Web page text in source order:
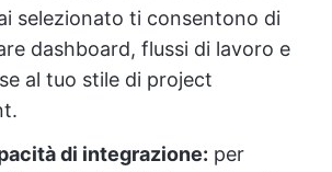
selezionato ti consentono di
dashboard, flussi di lavoro e
al tuo stile di project
di integrazione: per